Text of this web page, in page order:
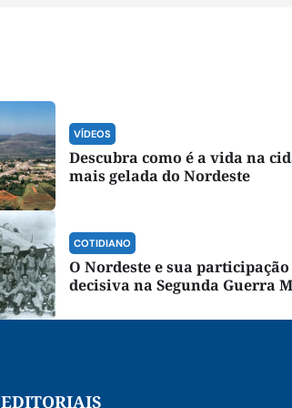
VÍDEOS
Descubra como é a vida na
mais gelada do Nordeste
COTIDIANO
O Nordeste e sua participação
decisiva na Segunda Guerra
EDITORIAIS